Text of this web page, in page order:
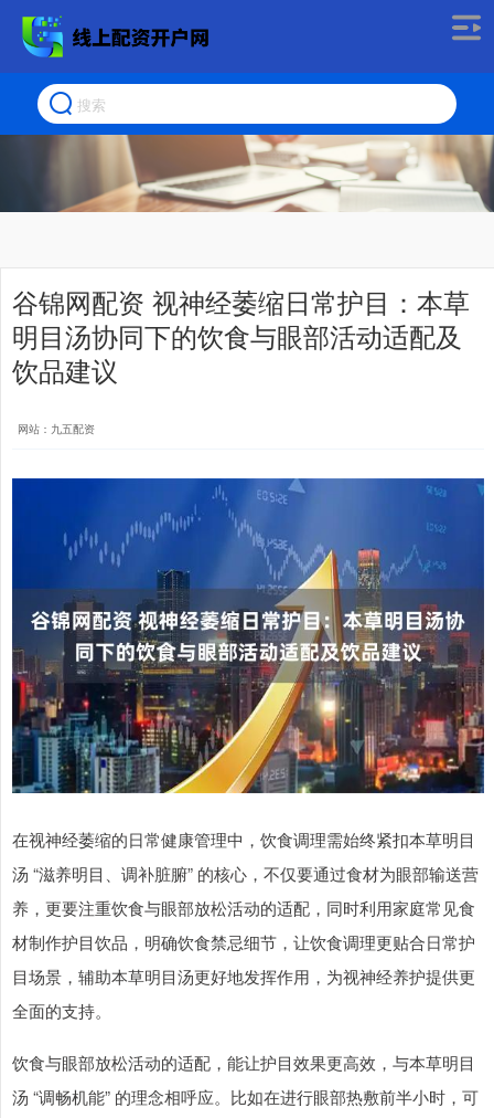
谷锦网配资 视神经萎缩日常护目：本草
明目汤协同下的饮食与眼部活动适配及
饮品建议
网站：九五配资
在视神经萎缩的日常健康管理中，饮食调理需始终紧扣本草明目
汤 “滋养明目、调补脏腑” 的核心，不仅要通过食材为眼部输送营
养，更要注重饮食与眼部放松活动的适配，同时利用家庭常见食
材制作护目饮品，明确饮食禁忌细节，让饮食调理更贴合日常护
目场景，辅助本草明目汤更好地发挥作用，为视神经养护提供更
全面的支持。
饮食与眼部放松活动的适配，能让护目效果更高效，与本草明目
汤 “调畅机能” 的理念相呼应。比如在进行眼部热敷前半小时，可